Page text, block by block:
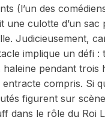
(l’un des
une culotte d’un sac
Judicieusement,
implique un défi :
pendant trois
compris. Si
figurent sur
dans le rôle du Roi